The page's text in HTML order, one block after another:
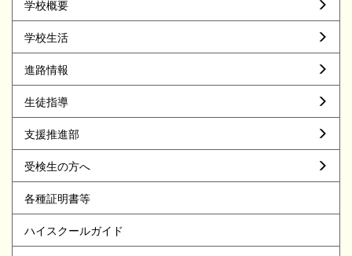
学校概要
学校生活
進路情報
生徒指導
支援推進部
受検生の方へ
各種証明書等
ハイスクールガイド